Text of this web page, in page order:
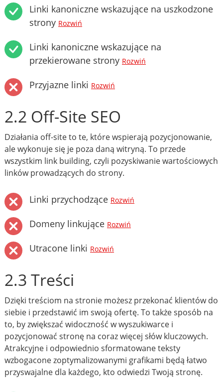
Linki kanoniczne wskazujące na uszkodzone
strony Rozwiń
Linki kanoniczne wskazujące na
przekierowane strony Rozwiń
Przyjazne linki Rozwiń
2.2 Off-Site SEO
Działania off-site to te, które wspierają pozycjonowanie,
ale wykonuje się je poza daną witryną. To przede
wszystkim link building, czyli pozyskiwanie wartościowych
linków prowadzących do strony.
Linki przychodzące Rozwiń
Domeny linkujące Rozwiń
Utracone linki Rozwiń
2.3 Treści
Dzięki treściom na stronie możesz przekonać klientów do
siebie i przedstawić im swoją ofertę. To także sposób na
to, by zwiększać widoczność w wyszukiwarce i
pozycjonować stronę na coraz więcej słów kluczowych.
Atrakcyjne i odpowiednio sformatowane teksty
wzbogacone zoptymalizowanymi grafikami będą łatwo
przyswajalne dla każdego, kto odwiedzi Twoją stronę.